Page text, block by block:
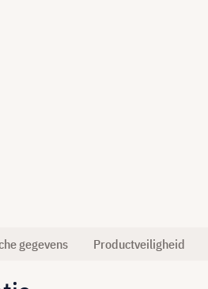
gegevens Productveiligheid